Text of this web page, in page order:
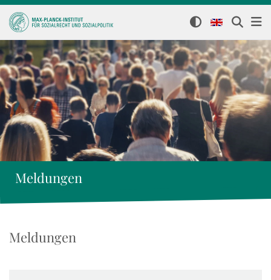
Meldungen
Meldungen